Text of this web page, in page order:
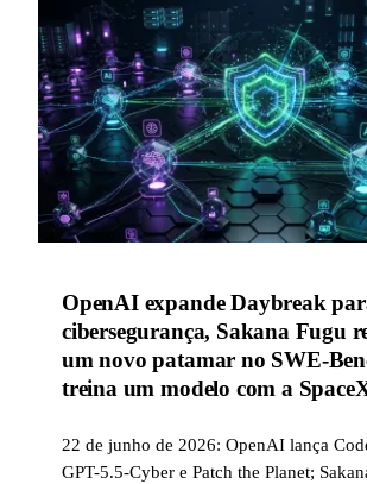
OpenAI expande Daybreak
cibersegurança, Sakana Fugu
um novo patamar no SWE-
treina um modelo com a
22 de junho de 2026: OpenAI lança
GPT-5.5-Cyber e Patch the Planet;